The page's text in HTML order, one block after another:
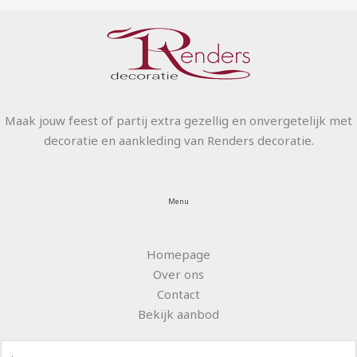
Maak jouw feest of partij extra gezellig en onvergetelijk met
decoratie en aankleding van Renders decoratie.
Menu
Homepage
Over ons
Contact
Bekijk aanbod